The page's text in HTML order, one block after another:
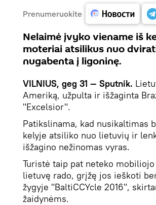
Prenumeruokite
Nelaimė įvyko viename iš
moteriai atsilikus nuo
nugabenta į ligoninę.
VILNIUS, geg 31 — Sputnik.
Ameriką, užpulta ir išžaginta
"Excelsior".
Patikslinama, kad nusikaltimas
kelyje atsiliko nuo lietuvių ir
išžagino nežinomas vyras.
Turistė taip pat neteko
lietuvę rado, grįžę jos ieškoti
žygyje "BaltiCCYcle 2016",
žaidynėms.